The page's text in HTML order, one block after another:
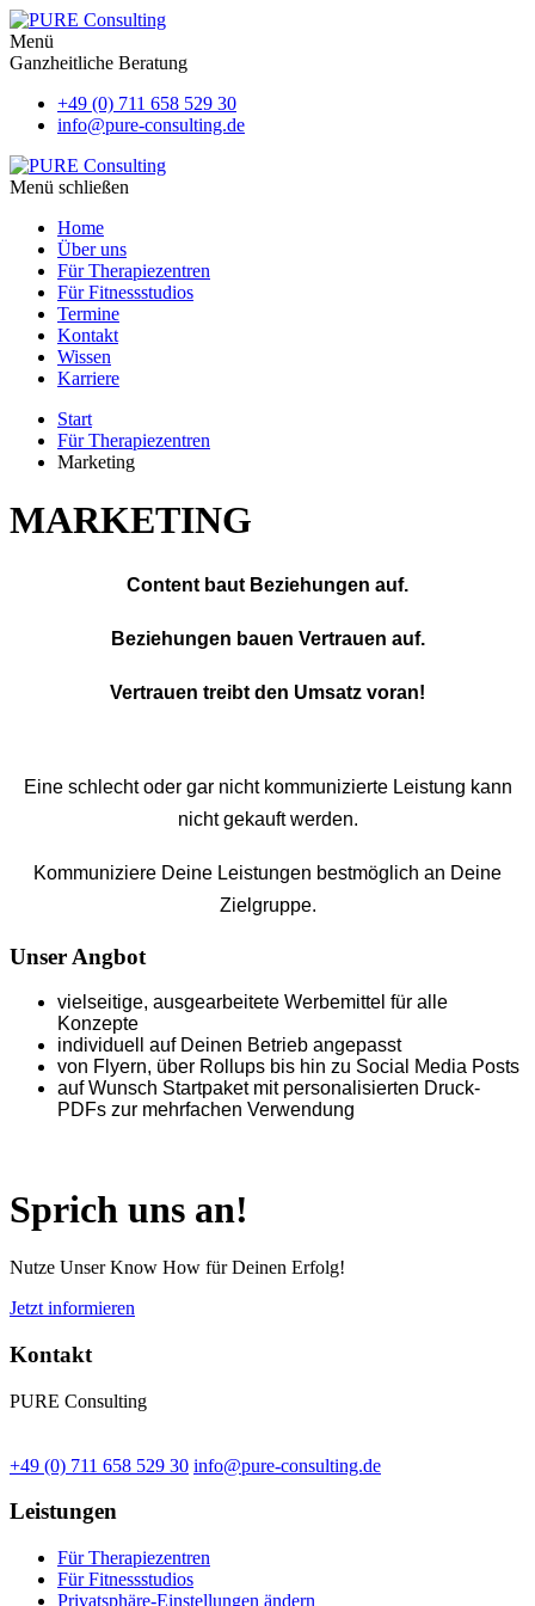
Menü
Ganzheitliche Beratung
+49 (0) 711 658 529 30
info@pure-consulting.de
Menü schließen
Home
Über uns
Für Therapiezentren
Für Fitnessstudios
Termine
Kontakt
Wissen
Karriere
Start
Für Therapiezentren
Marketing
MARKETING
Content baut Beziehungen auf.
Beziehungen bauen Vertrauen auf.
Vertrauen treibt den Umsatz voran!
Eine schlecht oder gar nicht kommunizierte Leistung kann
nicht gekauft werden.
Kommuniziere Deine Leistungen bestmöglich an Deine
Zielgruppe.
Unser Angbot
vielseitige, ausgearbeitete Werbemittel für alle
Konzepte
individuell auf Deinen Betrieb angepasst
von Flyern, über Rollups bis hin zu Social Media Posts
auf Wunsch Startpaket mit personalisierten Druck-
PDFs zur mehrfachen Verwendung
Sprich uns an!
Nutze Unser Know How für Deinen Erfolg!
Jetzt informieren
Kontakt
PURE Consulting
+49 (0) 711 658 529 30 info@pure-consulting.de
Leistungen
Für Therapiezentren
Für Fitnessstudios
Privatsphäre-Einstellungen ändern